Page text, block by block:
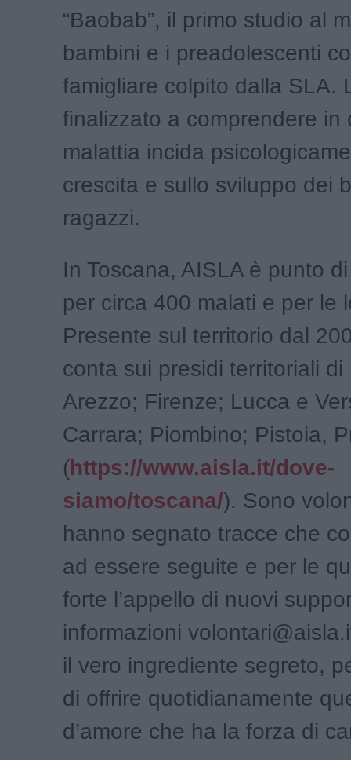
“Baobab”, il primo studio al
bambini e i preadolescenti
famigliare colpito dalla SLA.
finalizzato a comprendere in
malattia incida
crescita e sullo sviluppo dei
ragazzi.
In Toscana, AISLA è punto
per circa 400 malati e per le
Presente sul territorio dal
conta sui presidi territoriali di
Arezzo; Firenze; Lucca e
Carrara; Piombino; Pistoia,
(https://www.aisla.it/dove-
siamo/toscana/). Sono
hanno segnato tracce che
ad essere seguite e per le
forte l’appello di nuovi
informazioni
il vero ingrediente segreto,
di offrire quotidianamente
d’amore che ha la forza di